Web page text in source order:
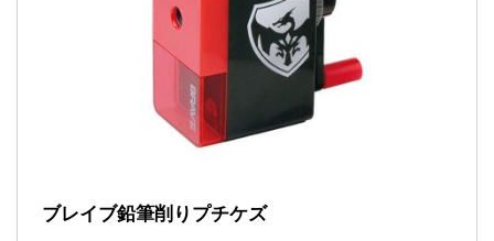
ブレイブ鉛筆削りプチケズ